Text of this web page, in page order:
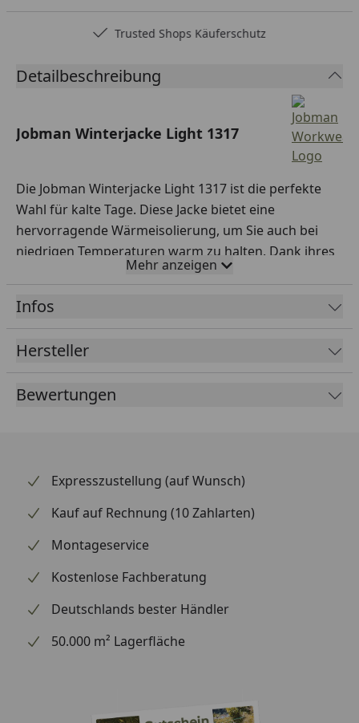
Trusted Shops Käuferschutz
Detailbeschreibung
Jobman Winterjacke Light 1317
Die Jobman Winterjacke Light 1317 ist die perfekte
Wahl für kalte Tage. Diese Jacke bietet eine
hervorragende Wärmeisolierung, um Sie auch bei
niedrigen Temperaturen warm zu halten. Dank ihres
leichten Designs ist sie angenehm zu tragen und
hochwertige Verarbeitung sorgt für Langlebigkeit
und Widerstandsfähigkeit gegen Wind und Wetter.
Mit ihrem modernen Schnitt passt die Jobman
die Freizeit. Praktische Taschen bieten ausreichend
Jacke.
Zusätzlich verfügt diese Winterjacke über eine
Regen und Schnee bietet. Elastische Bündchen an
den Ärmeln sorgen dafür, dass keine Kälte eindringen
Funktionalität mit einem ansprechenden Design –
ideal für alle, die Wert auf Komfort und Stil legen.
Mehr anzeigen
Infos
Hersteller
Bewertungen
Expresszustellung (auf Wunsch)
Kauf auf Rechnung (10 Zahlarten)
Montageservice
Kostenlose Fachberatung
Deutschlands bester Händler
50.000 m² Lagerfläche